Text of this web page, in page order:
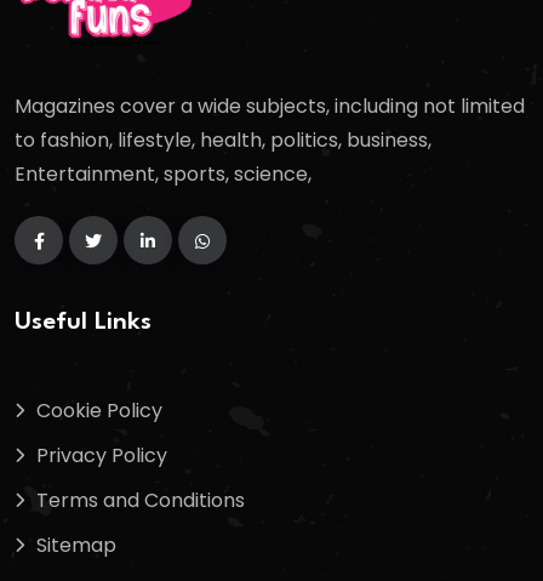
Magazines cover a wide subjects, including not limited
to fashion, lifestyle, health, politics, business,
Entertainment, sports, science,
Useful Links
Cookie Policy
Privacy Policy
Terms and Conditions
Sitemap